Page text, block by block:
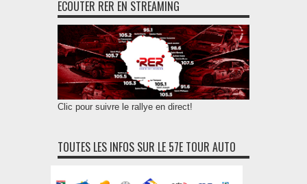
ECOUTER RER EN STREAMING
Clic pour suivre le rallye en direct!
TOUTES LES INFOS SUR LE 57E TOUR AUTO